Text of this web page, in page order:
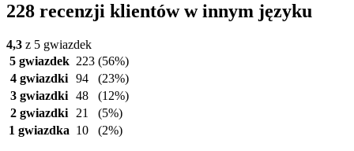
228 recenzji klientów w innym języku
4,3 z 5 gwiazdek
5 gwiazdek 223 (56%)
4 gwiazdki 94
(23%)
3 gwiazdki 48
(12%)
2 gwiazdki
21
(5%)
1 gwiazdka 10 (2%)